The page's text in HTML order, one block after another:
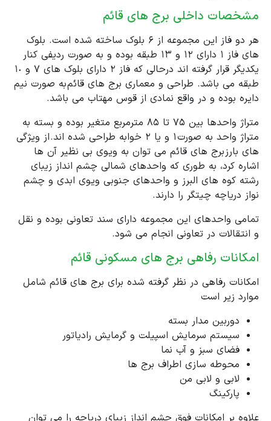
مشخصات داخلی برج های قائم
هر دو فاز این مجموعه از ۶ بلوک ساخته شده است. بلوک
های فاز ١ دارای ١٢ و ١٣ طبقه بوده و به صورت ردیفی کنار
یکدیگر قرار گرفته اند درحالی که فاز ٢ دارای بلوک های ٧ و ١٠
طبقه می باشد. طراحی و معماری برج های قائم به صورت نیم
دایره بوده و در واقع نمادی از قوس مهتاب می باشد.
متراژ واحدها بین ٧۵ تا ٨۵ مترمربع متغیر بوده و بسته به
متراژ واحد به صورت 1 و یا 2 خوابه طراحی شده اند. از ویژگی
های بارز برج های قائم می توان به ویوی بی نظیر آن ها
اشاره کرد، به طوری که واحدهای شمالی چشم انداز زیبای
رشته کوه های البرز و واحدهای جنوبی ویوی ابدی و چشم
نواز دریاچه چیتگر را دارند.
تمامی واحدهای این مجموعه دارای سند تعاونی بوده و نقل
و انتقالات در تعاونی انجام می شود.
امکانات رفاهی برج های مسکونی قائم
امکانات رفاهی در نظر گرفته شده برای برج های قائم شامل
موارد زیر است
دوربین مدار بسته
سیستم سرمایش اسپیلت و گرمایش رادیاتور
فضای سبز و آب نما
محوطه سازی اطراف برج ها
لابی و لابی من
پارکینگ
علاوه بر امکانات فوق چشم انداز زیبای دریاچه را می توان